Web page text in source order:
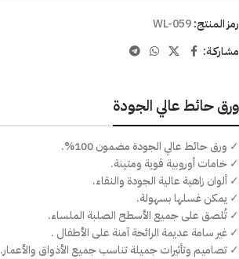
رمز المنتج:WL-059
مشاركـة:
ورق حائط عالي الجودة
✓ ورق حائط عالي الجودة مضمون 100%.
✓ خامات أوروبية قوية ومتينة.
✓ ألوان زاهية عالية الجودة والنقاء.
✓ يمكن غسلها بسهولة.
✓ تُلصق على جميع الأسطح الصلبة الملساء.
✓ غير سامة عديمة الرائحة آمنة على الأطفال .
✓ تصاميم وتأثيرات جميلة تناسب جميع الأذواق والأعمار.